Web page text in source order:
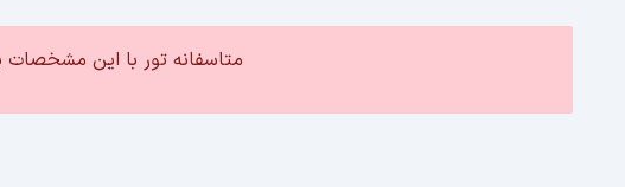
متاسفانه تور با این